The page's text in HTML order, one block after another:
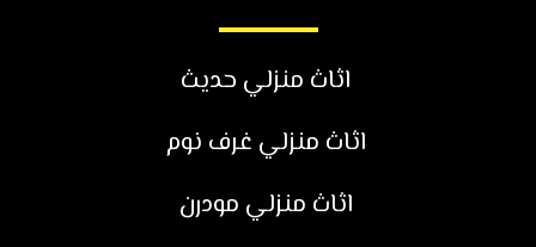
اثاث منزلي حديث
اثاث منزلي غرف نوم
اثاث منزلي مودرن